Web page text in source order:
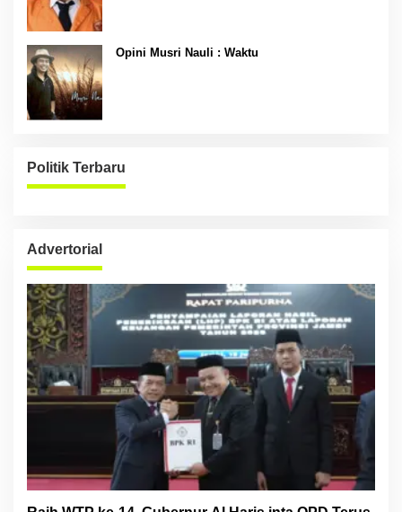
Opini Musri Nauli : Waktu
Politik Terbaru
Advertorial